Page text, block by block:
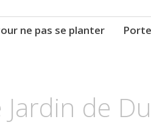
ne pas se planter
Jardin de